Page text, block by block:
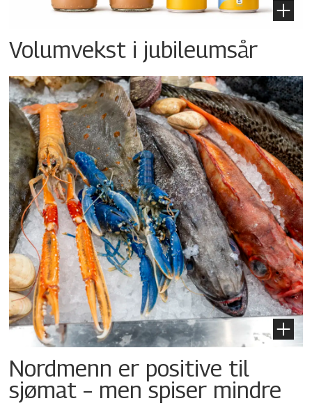
Volumvekst i jubileumsår
Nordmenn er positive til
sjømat – men spiser mindre